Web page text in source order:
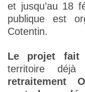
et jusqu’au 18
publique est
Cotentin.
Le projet fait
territoire
retraitement